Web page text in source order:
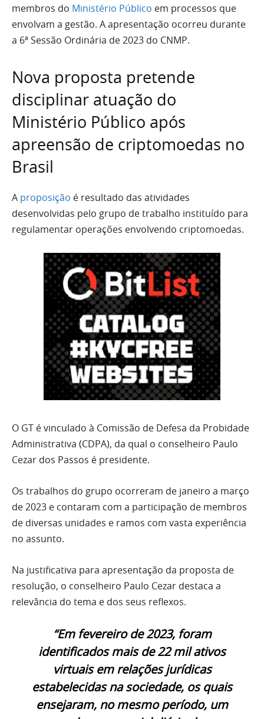
membros do Ministério Público em processos que
envolvam a gestão. A apresentação ocorreu durante
a 6ª Sessão Ordinária de 2023 do CNMP.
Nova proposta pretende
disciplinar atuação do
Ministério Público após
apreensão de criptomoedas no
Brasil
A proposição é resultado das atividades
desenvolvidas pelo grupo de trabalho instituído para
regulamentar operações envolvendo criptomoedas.
O GT é vinculado à Comissão de Defesa da Probidade
Administrativa (CDPA), da qual o conselheiro Paulo
Cezar dos Passos é presidente.
Os trabalhos do grupo ocorreram de janeiro a março
de 2023 e contaram com a participação de membros
de diversas unidades e ramos com vasta experiência
no assunto.
Na justificativa para apresentação da proposta de
resolução, o conselheiro Paulo Cezar destaca a
relevância do tema e dos seus reflexos.
“Em fevereiro de 2023, foram
identificados mais de 22 mil ativos
virtuais em relações jurídicas
estabelecidas na sociedade, os quais
ensejaram, no mesmo período, um